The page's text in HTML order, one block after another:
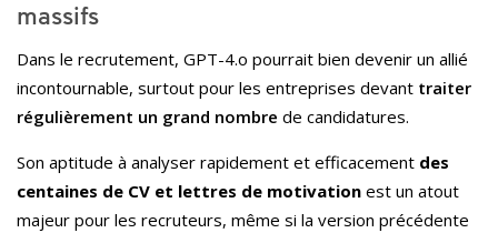
massifs
Dans le recrutement, GPT-4.o pourrait bien devenir un allié
incontournable, surtout pour les entreprises devant traiter
régulièrement un grand nombre de candidatures.
Son aptitude à analyser rapidement et efficacement des
centaines de CV et lettres de motivation est un atout
majeur pour les recruteurs, même si la version précédente